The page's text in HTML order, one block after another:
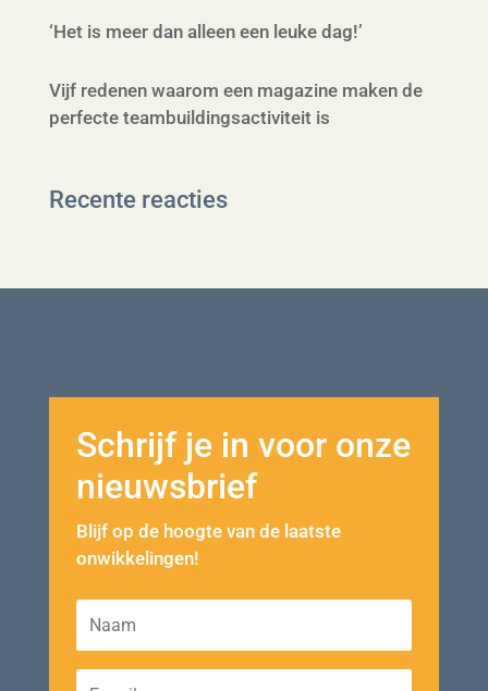
‘Het is meer dan alleen een leuke dag!’
Vijf redenen waarom een magazine maken de
perfecte teambuildingsactiviteit is
Recente reacties
Schrijf je in voor onze
nieuwsbrief
Blijf op de hoogte van de laatste
onwikkelingen!